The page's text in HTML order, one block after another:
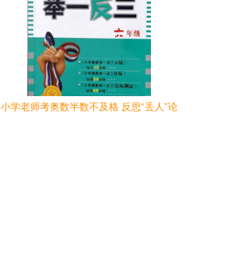
小学老师考奥数半数不及格 反思“丢人”论